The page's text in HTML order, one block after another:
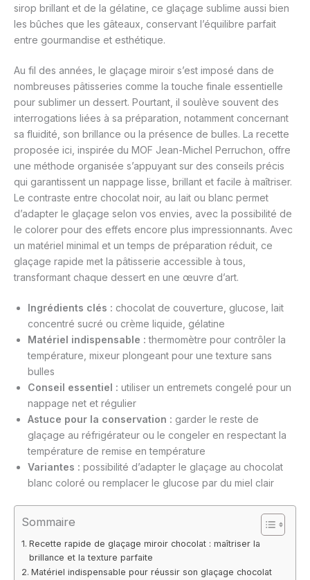
sirop brillant et de la gélatine, ce glaçage sublime aussi bien
les bûches que les gâteaux, conservant l’équilibre parfait
entre gourmandise et esthétique.
Au fil des années, le glaçage miroir s’est imposé dans de
nombreuses pâtisseries comme la touche finale essentielle
pour sublimer un dessert. Pourtant, il soulève souvent des
interrogations liées à sa préparation, notamment concernant
sa fluidité, son brillance ou la présence de bulles. La recette
proposée ici, inspirée du MOF Jean-Michel Perruchon, offre
une méthode organisée s’appuyant sur des conseils précis
qui garantissent un nappage lisse, brillant et facile à maîtriser.
Le contraste entre chocolat noir, au lait ou blanc permet
d’adapter le glaçage selon vos envies, avec la possibilité de
le colorer pour des effets encore plus impressionnants. Avec
un matériel minimal et un temps de préparation réduit, ce
glaçage rapide met la pâtisserie accessible à tous,
transformant chaque dessert en une œuvre d’art.
Ingrédients clés : chocolat de couverture, glucose, lait
concentré sucré ou crème liquide, gélatine
Matériel indispensable : thermomètre pour contrôler la
température, mixeur plongeant pour une texture sans
bulles
Conseil essentiel : utiliser un entremets congelé pour un
nappage net et régulier
Astuce pour la conservation : garder le reste de
glaçage au réfrigérateur ou le congeler en respectant la
température de remise en température
Variantes : possibilité d’adapter le glaçage au chocolat
blanc coloré ou remplacer le glucose par du miel clair
Sommaire
Recette rapide de glaçage miroir chocolat : maîtriser la
brillance et la texture parfaite
Matériel indispensable pour réussir son glaçage chocolat